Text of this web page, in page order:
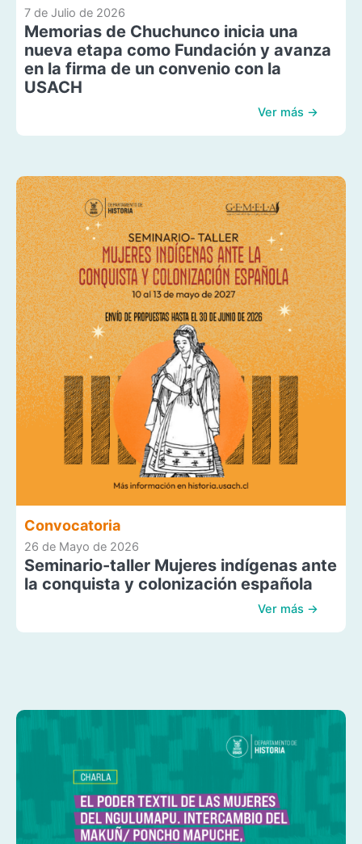
7 de Julio de 2026
Memorias de Chuchunco inicia una
nueva etapa como Fundación y avanza
en la firma de un convenio con la
USACH
Ver más →
Convocatoria
26 de Mayo de 2026
Seminario-taller Mujeres indígenas ante
la conquista y colonización española
Ver más →